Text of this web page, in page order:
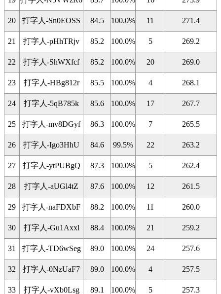
20 打字人-Sn0EOSS 84.5 100.0% 11 271.4
21 打字人-pHhTRjv 85.2 100.0% 5 269.2
22 打字人-ShWXfcf 85.2 100.0% 20 269.0
23 打字人-HBg812r 85.5 100.0% 4 268.1
24 打字人-5qB785k 85.6 100.0% 17 267.7
25 打字人-mv8DGyf 86.3 100.0% 7 265.5
26 打字人-Igo3HhU 84.6 99.5% 22 263.2
27 打字人-ytPUBgQ 87.3 100.0% 5 262.4
28 打字人-aUGl4tZ 87.6 100.0% 12 261.5
29 打字人-naFDXbF 88.2 100.0% 11 260.0
30 打字人-Gu1Axxl 88.4 100.0% 21 259.2
31 打字人-TD6wSeg 89.0 100.0% 24 257.6
32 打字人-0NzUaF7 89.0 100.0% 4 257.5
33 打字人-vXb0Lsg 89.1 100.0% 5 257.3